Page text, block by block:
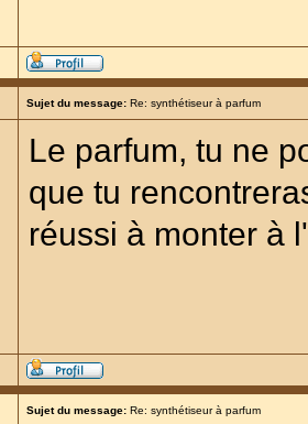
Sujet du message: Re: synthétiseur à parfum
Le parfum, tu ne
que tu
réussi à monter à
Sujet du message: Re: synthétiseur à parfum